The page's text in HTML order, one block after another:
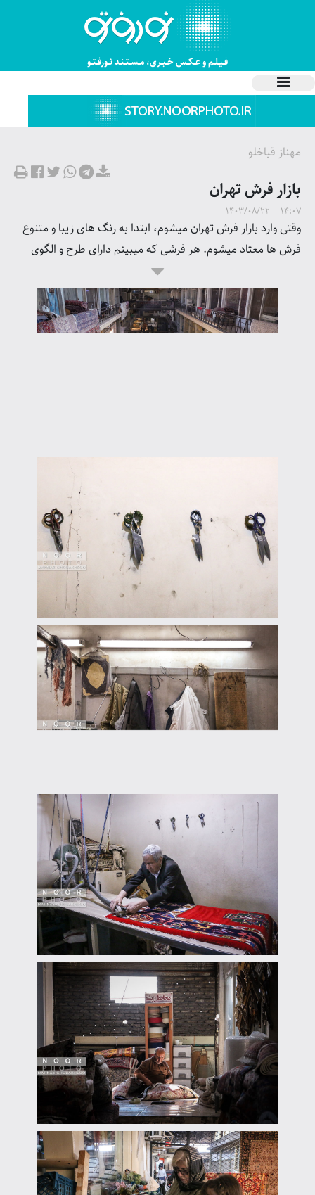
مهناز قباخلو
بازار فرش تهران
1403/08/22 14:07
وقتی وارد بازار فرش تهران میشوم، ابتدا به رنگ های زیبا و متنوع
فرش ها معتاد میشوم. هر فرشی که میبینم دارای طرح و الگوی
خاصی است که هیچ فرش دیگری مانند آن نیست. عکس های زیبا
و خاطره انگیزی نیز میتوان از این بازار گرفت، زیرا هر لحظه از
زندگی در این بازار پر از رنگ و هیجان است.
فـیـلـم و عـکـس خـبـری، مـسـتـنـد نـورفـتـو